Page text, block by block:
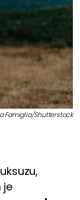
Famiglia/Shutterstock
je